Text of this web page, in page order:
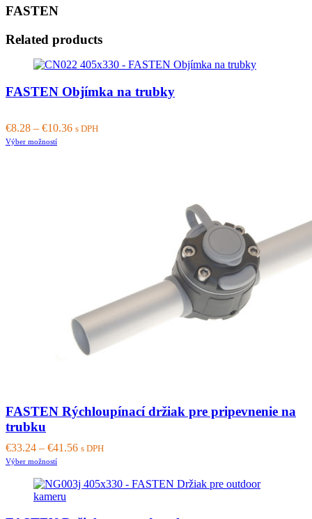
FASTEN
Related products
FASTEN Objímka na trubky
€8.28 – €10.36 s DPH
Výber možnostíThis
FASTEN Rýchloupínací držiak pre pripevnenie na
trubku
€33.24 – €41.56 s DPH
Výber možnostíThis
has
multiple